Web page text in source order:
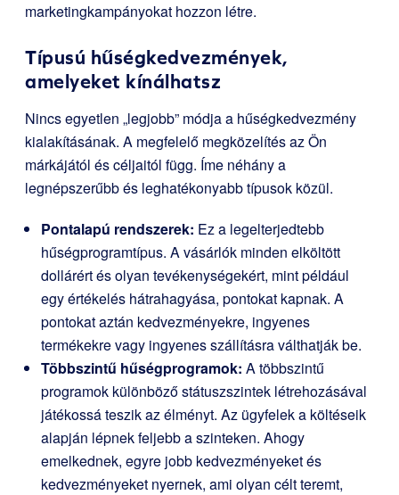
marketingkampányokat hozzon létre.
Típusú hűségkedvezmények,
amelyeket kínálhatsz
Nincs egyetlen „legjobb” módja a hűségkedvezmény
kialakításának. A megfelelő megközelítés az Ön
márkájától és céljaitól függ. Íme néhány a
legnépszerűbb és leghatékonyabb típusok közül.
Pontalapú rendszerek: Ez a legelterjedtebb
hűségprogramtípus. A vásárlók minden elköltött
dollárért és olyan tevékenységekért, mint például
egy értékelés hátrahagyása, pontokat kapnak. A
pontokat aztán kedvezményekre, ingyenes
termékekre vagy ingyenes szállításra válthatják be.
Többszintű hűségprogramok: A többszintű
programok különböző státuszszintek létrehozásával
játékossá teszik az élményt. Az ügyfelek a költéseik
alapján lépnek feljebb a szinteken. Ahogy
emelkednek, egyre jobb kedvezményeket és
kedvezményeket nyernek, ami olyan célt teremt,